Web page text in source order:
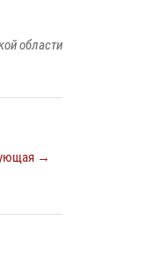
области
→